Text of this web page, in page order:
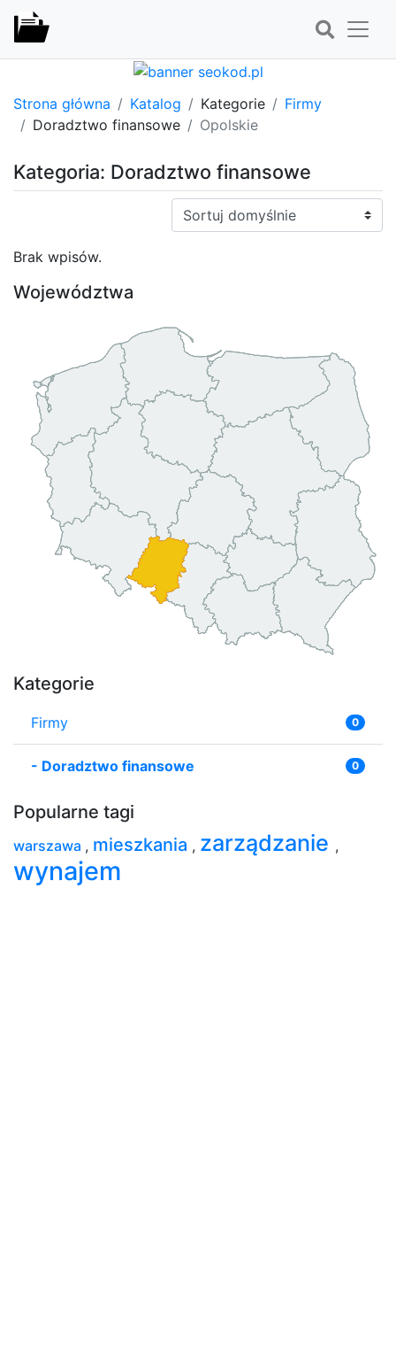
Strona główna Katalog Kategorie
Firmy
Doradztwo finansowe
Opolskie
Kategoria: Doradztwo finansowe
Sortuj:
Brak wpisów.
Województwa
Kategorie
Firmy 0
- Doradztwo finansowe 0
Popularne tagi
warszawa , mieszkania , zarządzanie ,
wynajem